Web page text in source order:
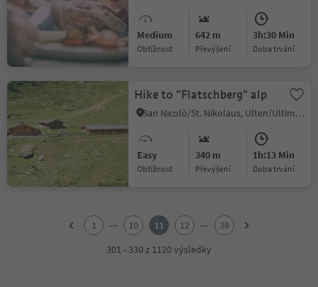
Medium
Obtížnost
642 m
Převýšení
3h:30 Min
doba trvání
Hike to "Flatschberg" alp
San Nicolò/St. Nikolaus, Ulten/Ultimo, Meran/Merano and environs
Easy
Obtížnost
340 m
Převýšení
1h:13 Min
doba trvání
1 ... 10 11 12 ...
38
301 - 330 z 1120 výsledky